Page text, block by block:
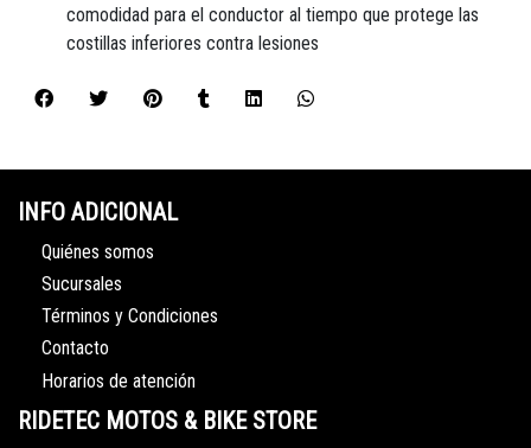
comodidad para el conductor al tiempo que protege las
costillas inferiores contra lesiones
INFO ADICIONAL
Quiénes somos
Sucursales
Términos y Condiciones
Contacto
Horarios de atención
RIDETEC MOTOS & BIKE STORE